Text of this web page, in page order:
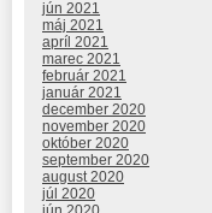
jún 2021
máj 2021
apríl 2021
marec 2021
február 2021
január 2021
december 2020
november 2020
október 2020
september 2020
august 2020
júl 2020